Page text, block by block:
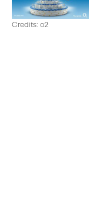
Credits: o2